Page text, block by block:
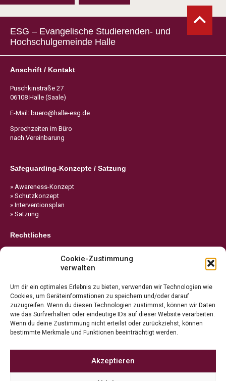
Cookie-Zustimmung
verwalten
Um dir ein optimales Erlebnis zu bieten, verwenden wir Technologien wie
Cookies, um Geräteinformationen zu speichern und/oder darauf
zuzugreifen. Wenn du diesen Technologien zustimmst, können wir Daten
wie das Surfverhalten oder eindeutige IDs auf dieser Website verarbeiten.
Wenn du deine Zustimmung nicht erteilst oder zurückziehst, können
bestimmte Merkmale und Funktionen beeinträchtigt werden.
Akzeptieren
ESG – Evangelische Studierenden- und
Hochschulgemeinde Halle
Anschrift / Kontakt
Puschkinstraße 27
06108 Halle (Saale)
E-Mail: buero@halle-esg.de
Sprechzeiten im Büro
nach Vereinbarung
Safeguarding-Konzepte / Satzung
» Awareness-Konzept
» Schutzkonzept
» Interventionsplan
» Satzung
Rechtliches
» Cookie-Richtlinie